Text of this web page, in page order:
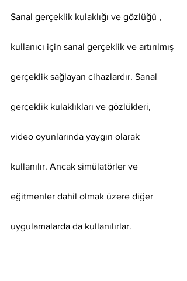
Sanal gerçeklik kulaklığı ve gözlüğü ,
kullanıcı için sanal gerçeklik ve artırılmış
gerçeklik sağlayan cihazlardır. Sanal
gerçeklik kulaklıkları ve gözlükleri,
video oyunlarında yaygın olarak
kullanılır. Ancak simülatörler ve
eğitmenler dahil olmak üzere diğer
uygulamalarda da kullanılırlar.